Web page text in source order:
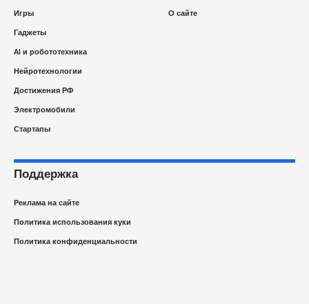
Игры
Гаджеты
AI и робототехника
Нейротехнологии
Достижения РФ
Электромобили
Стартапы
О сайте
Поддержка
Реклама на сайте
Политика использования куки
Политика конфиденциальности